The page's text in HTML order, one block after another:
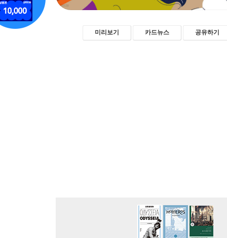
미리보기 카드뉴스 공유하기